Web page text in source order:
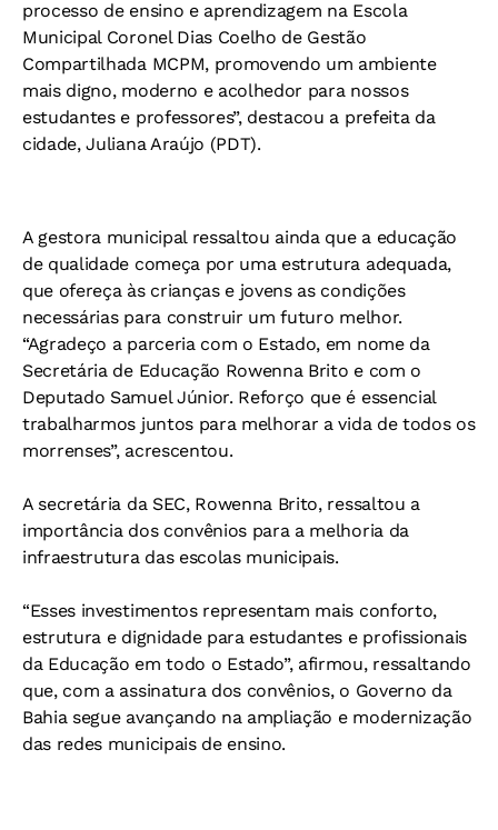
processo de ensino e aprendizagem na Escola
Municipal Coronel Dias Coelho de Gestão
Compartilhada MCPM, promovendo um ambiente
mais digno, moderno e acolhedor para nossos
estudantes e professores”, destacou a prefeita da
cidade, Juliana Araújo (PDT).
A gestora municipal ressaltou ainda que a educação
de qualidade começa por uma estrutura adequada,
que ofereça às crianças e jovens as condições
necessárias para construir um futuro melhor.
“Agradeço a parceria com o Estado, em nome da
Secretária de Educação Rowenna Brito e com o
Deputado Samuel Júnior. Reforço que é essencial
trabalharmos juntos para melhorar a vida de todos os
morrenses”, acrescentou.
A secretária da SEC, Rowenna Brito, ressaltou a
importância dos convênios para a melhoria da
infraestrutura das escolas municipais.
“Esses investimentos representam mais conforto,
estrutura e dignidade para estudantes e profissionais
da Educação em todo o Estado”, afirmou, ressaltando
que, com a assinatura dos convênios, o Governo da
Bahia segue avançando na ampliação e modernização
das redes municipais de ensino.